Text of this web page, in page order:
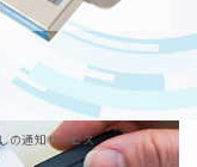
の通知サービス